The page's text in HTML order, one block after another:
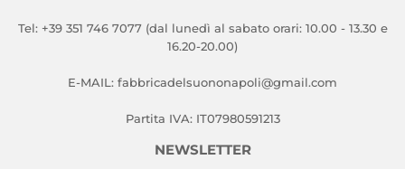
Tel: +39 351 746 7077 (dal lunedì al sabato orari: 10.00 - 13.30 e
16.20-20.00)
E-MAIL: fabbricadelsuononapoli@gmail.com
Partita IVA: IT07980591213
NEWSLETTER